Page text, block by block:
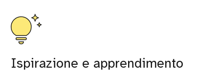
Ispirazione e apprendimento